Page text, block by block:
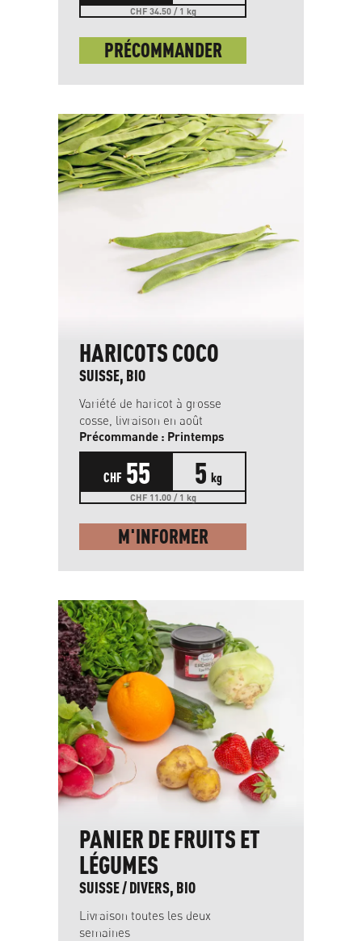
CHF 34.50 / 1 kg
PRÉCOMMANDER
HARICOTS COCO
SUISSE, BIO
Variété de haricot à grosse
cosse, livraison en août
Précommande : Printemps
CHF 55 5 kg
CHF 11.00 / 1 kg
M'INFORMER
PANIER DE FRUITS ET
LÉGUMES
SUISSE / DIVERS, BIO
Livraison toutes les deux
semaines